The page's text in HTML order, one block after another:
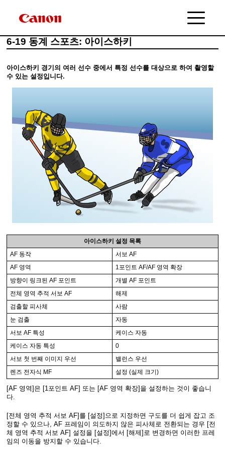
6-19 동계 스포츠: 아이스하키
아이스하키 경기의 여러 선수 중에서 특정 선수를 대상으로 하여 촬영할
수 있는 설정입니다.
아이스하키 설정 목록
AF 동작 서보 AF
AF 영역 1포인트 AF/AF 영역 확장
방향이 링크된 AF 포인트 개별 AF 포인트
전체 영역 추적 서보 AF 해제
검출할 피사체 사람
눈 검출 자동
서보 AF 특성 케이스 자동
케이스 자동 특성 0
서보 첫 번째 이미지 우선 밸런스 우선
렌즈 전자식 MF 설정 (실제 크기)
[AF 영역]은 [1포인트 AF] 또는 [AF 영역 확장]을 설정하는 것이 좋습니
다.
[전체 영역 추적 서보 AF]를 [설정]으로 지정하면 구도를 더 쉽게 잡고 조
정할 수 있으나, AF 프레임이 의도하지 않은 피사체로 전환되는 경우 [전
체 영역 추적 서보 AF] 설정을 [설정]에서 [해제]로 변경하면 이러한 프레
임의 이동을 방지할 수 있습니다.